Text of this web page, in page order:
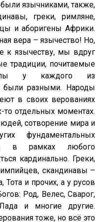
язычниками, также,
греки, римляне,
и аборигены Африки.
вера – язычество! Но,
к язычеству, мы вдруг
традиции, почитаемые
у каждого из
были разными. Народы
в своих верованиях
то отдельных моментах.
сотворение мира и
фундаментальных
в рамках любого
кардинально. Греки,
скандинавы –
Тота и прочих, а у русов
Род, Велес, Сварог,
и многие другие.
тоже, но всё это